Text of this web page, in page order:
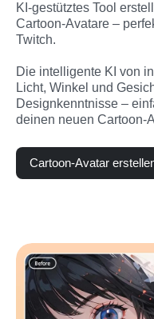
KI-gestütztes Tool
Cartoon-Avatare –
Twitch.
Die intelligente KI von
Licht, Winkel und
Designkenntnisse –
deinen neuen Cartoon-
Cartoon-Avatar